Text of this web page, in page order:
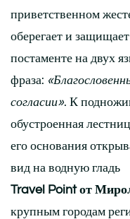
приветственном
оберегает и
постаменте на двух
фраза:
согласии». К
обустроенная
его основания
вид на водную гладь
Travel Point от
крупным городам